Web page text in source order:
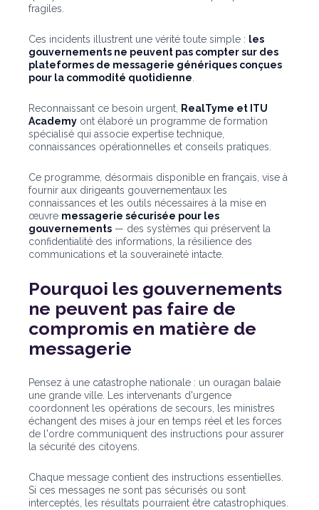
fragiles.
Ces incidents illustrent une vérité toute simple : les
gouvernements ne peuvent pas compter sur des
plateformes de messagerie génériques conçues
pour la commodité quotidienne
Reconnaissant ce besoin urgent,
RealTyme et ITU
Academy ont élaboré un programme de formation
spécialisé qui associe expertise technique,
connaissances opérationnelles et conseils pratiques.
Ce programme, désormais disponible en français, vise à
fournir aux dirigeants gouvernementaux les
connaissances et les outils nécessaires à la mise en
œuvre messagerie sécurisée pour les
gouvernements — des systèmes qui préservent la
confidentialité des informations, la résilience des
communications et la souveraineté intacte.
Pourquoi les gouvernements
ne peuvent pas faire de
compromis en matière de
messagerie
Pensez à une catastrophe nationale : un ouragan balaie
une grande ville. Les intervenants d'urgence
coordonnent les opérations de secours, les ministres
échangent des mises à jour en temps réel et les forces
de l'ordre communiquent des instructions pour assurer
la sécurité des citoyens.
Chaque message contient des instructions essentielles.
Si ces messages ne sont pas sécurisés ou sont
interceptés, les résultats pourraient être catastrophiques.